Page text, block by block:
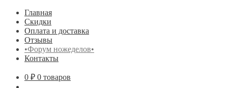
Главная
Скидки
Оплата и доставка
Отзывы
•Форум ножеделов•
Контакты
0 ₽ 0 товаров